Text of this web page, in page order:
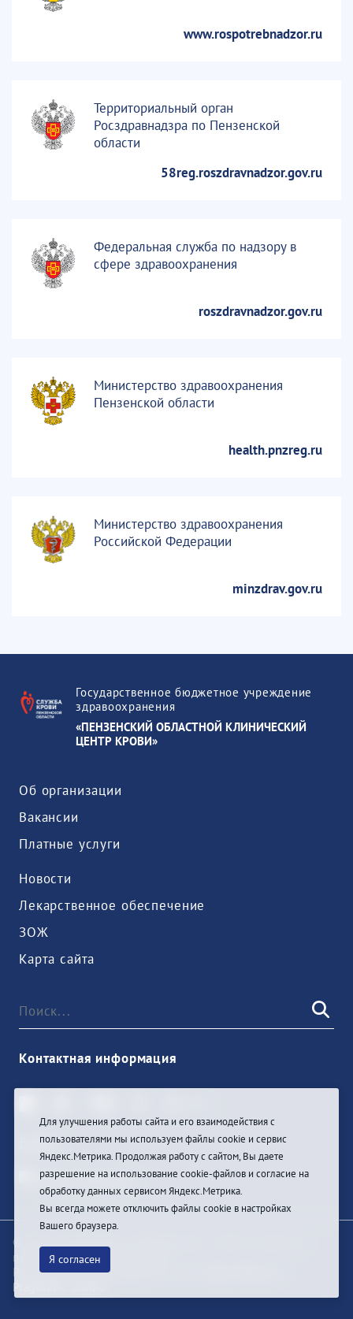
www.rospotrebnadzor.ru
Территориальный орган
Росздравнадзра по Пензенской
области
58reg.roszdravnadzor.gov.ru
Федеральная служба по надзору в
сфере здравоохранения
roszdravnadzor.gov.ru
Министерство здравоохранения
Пензенской области
health.pnzreg.ru
Министерство здравоохранения
Российской Федерации
minzdrav.gov.ru
Государственное бюджетное учреждение
здравоохранения
«ПЕНЗЕНСКИЙ ОБЛАСТНОЙ КЛИНИЧЕСКИЙ
ЦЕНТР КРОВИ»
Об организации
Вакансии
Платные услуги
Новости
Лекарственное обеспечение
ЗОЖ
Карта сайта
Контактная информация
Войти
© При цитировании информации с сайта ссылка на
первоисточник обязательна
Разработка и техподдержка сайта
Pragmatic Studio
Для улучшения работы сайта и его взаимодействия с
пользователями мы используем файлы cookie и сервис
Яндекс.Метрика. Продолжая работу с сайтом, Вы даете
разрешение на использование cookie-файлов и согласие на
обработку данных сервисом Яндекс.Метрика.
Вы всегда можете отключить файлы cookie в настройках
Вашего браузера.
Я согласен